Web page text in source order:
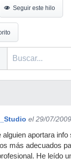
Seguir este hilo
el 29/07/2009
alguien aportara info
más adecuados
He leído